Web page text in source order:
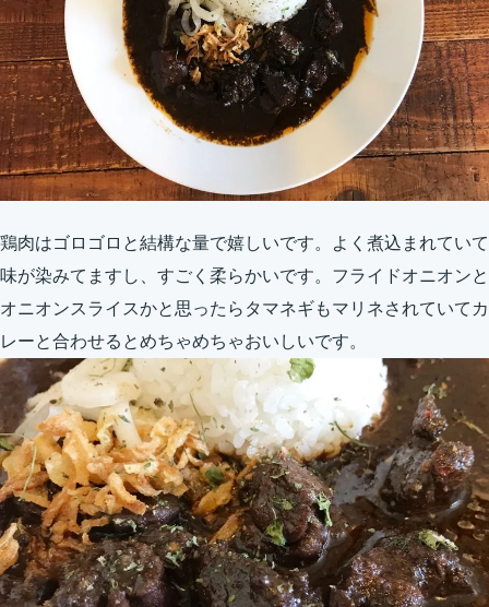
鶏肉はゴロゴロと結構な量で嬉しいです。よく煮込まれていて
味が染みてますし、すごく柔らかいです。フライドオニオンと
オニオンスライスかと思ったらタマネギもマリネされていてカ
レーと合わせるとめちゃめちゃおいしいです。